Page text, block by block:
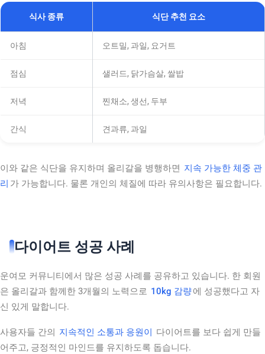
식사 종류 식단 추천 요소
아침 오트밀, 과일, 요거트
점심 샐러드, 닭가슴살, 쌀밥
저녁 찐채소, 생선, 두부
간식 견과류, 과일
이와 같은 식단을 유지하며 올리갈을 병행하면 지속 가능한 체중 관
리 가 가능합니다. 물론 개인의 체질에 따라 유의사항은 필요합니다.
다이어트 성공 사례
운여모 커뮤니티에서 많은 성공 사례를 공유하고 있습니다. 한 회원
은 올리갈과 함께한 3개월의 노력으로 10kg 감량에 성공했다고 자
신 있게 말합니다.
사용자들 간의 지속적인 소통과 응원이 다이어트를 보다 쉽게 만들
어주고, 긍정적인 마인드를 유지하도록 돕습니다.